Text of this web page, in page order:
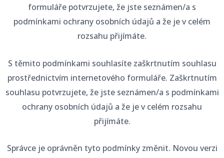
formuláře potvrzujete, že jste seznámen/a s
podmínkami ochrany osobních údajů a že je v celém
rozsahu přijímáte.
S těmito podmínkami souhlasíte zaškrtnutím souhlasu
prostřednictvím internetového formuláře. Zaškrtnutím
souhlasu potvrzujete, že jste seznámen/a s podmínkami
ochrany osobních údajů a že je v celém rozsahu
přijímáte.
Správce je oprávněn tyto podmínky změnit. Novou verzi